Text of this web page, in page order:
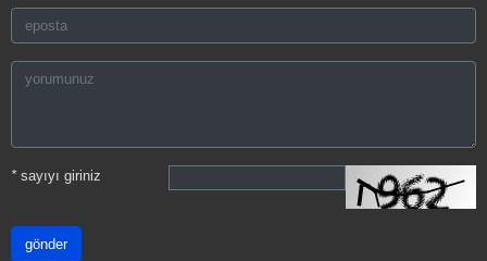
*sayıyı giriniz
gönder